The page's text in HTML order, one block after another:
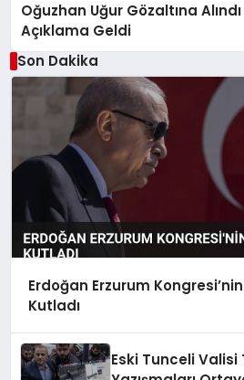
Oğuzhan Uğur Gözaltına
Açıklama Geldi
Son Dakika
Erdoğan Erzurum
Kutladı
Eski Tunceli Valisi